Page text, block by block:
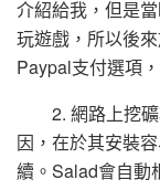
介紹給我，但是
玩遊戲，所以後
Paypal支付選項
2. 網路上挖礦
因，在於其安裝
續。Salad會自動